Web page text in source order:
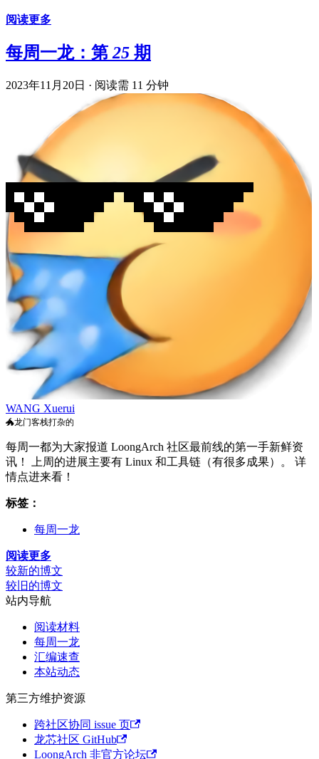
阅读更多
每周一龙：第 25 期
2023年11月20日 · 阅读需 11 分钟
WANG Xuerui
🐲龙门客栈打杂的
每周一都为大家报道 LoongArch 社区最前线的第一手新鲜资
讯！ 上周的进展主要有 Linux 和工具链（有很多成果）。 详
情点进来看！
标签：
每周一龙
阅读更多
较新的博文
较旧的博文
站内导航
阅读材料
每周一龙
汇编速查
本站动态
第三方维护资源
跨社区协同 issue 页
龙芯社区 GitHub
LoongArch 非官方论坛